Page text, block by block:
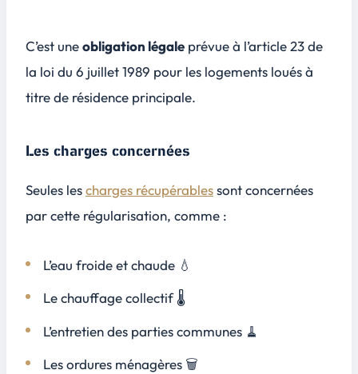
C’est uneobligation légale prévue à l’article 23 de
la loi du 6 juillet 1989 pour les logements loués à
titre de résidence principale.
Les charges concernées
Seules lescharges récupérablessont concernées
par cette régularisation, comme :
L’eau froide et chaude 💧
Le chauffage collectif 🌡
L’entretien des parties communes 🧹
Les ordures ménagères 🗑